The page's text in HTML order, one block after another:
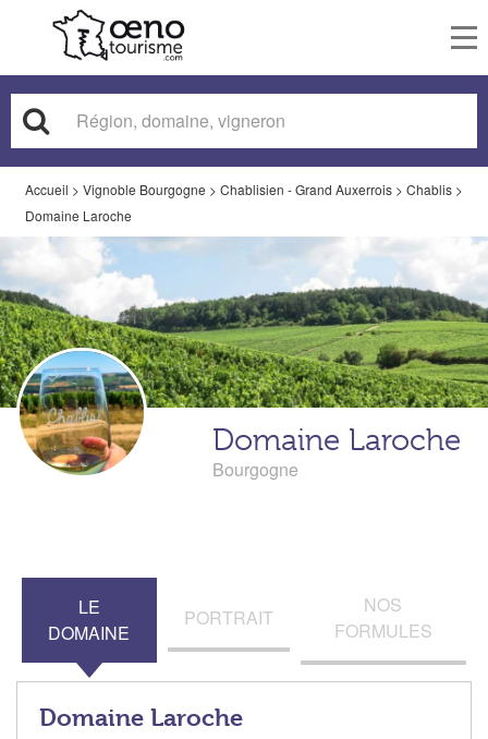
Accueil > Vignoble Bourgogne > Chablisien - Grand Auxerrois > Chablis >
Domaine Laroche
Domaine Laroche
Bourgogne
LE
DOMAINE
PORTRAIT
NOS
FORMULES
Domaine Laroche